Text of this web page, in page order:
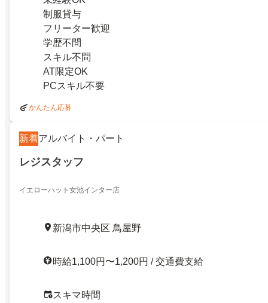
制服貸与
フリーター歓迎
学歴不問
スキル不問
AT限定OK
PCスキル不要
かんたん応募
新着アルバイト・パート
レジスタッフ
イエローハット女池インター店
新潟市中央区 鳥屋野
時給1,100円〜1,200円 / 交通費支給
スキマ時間